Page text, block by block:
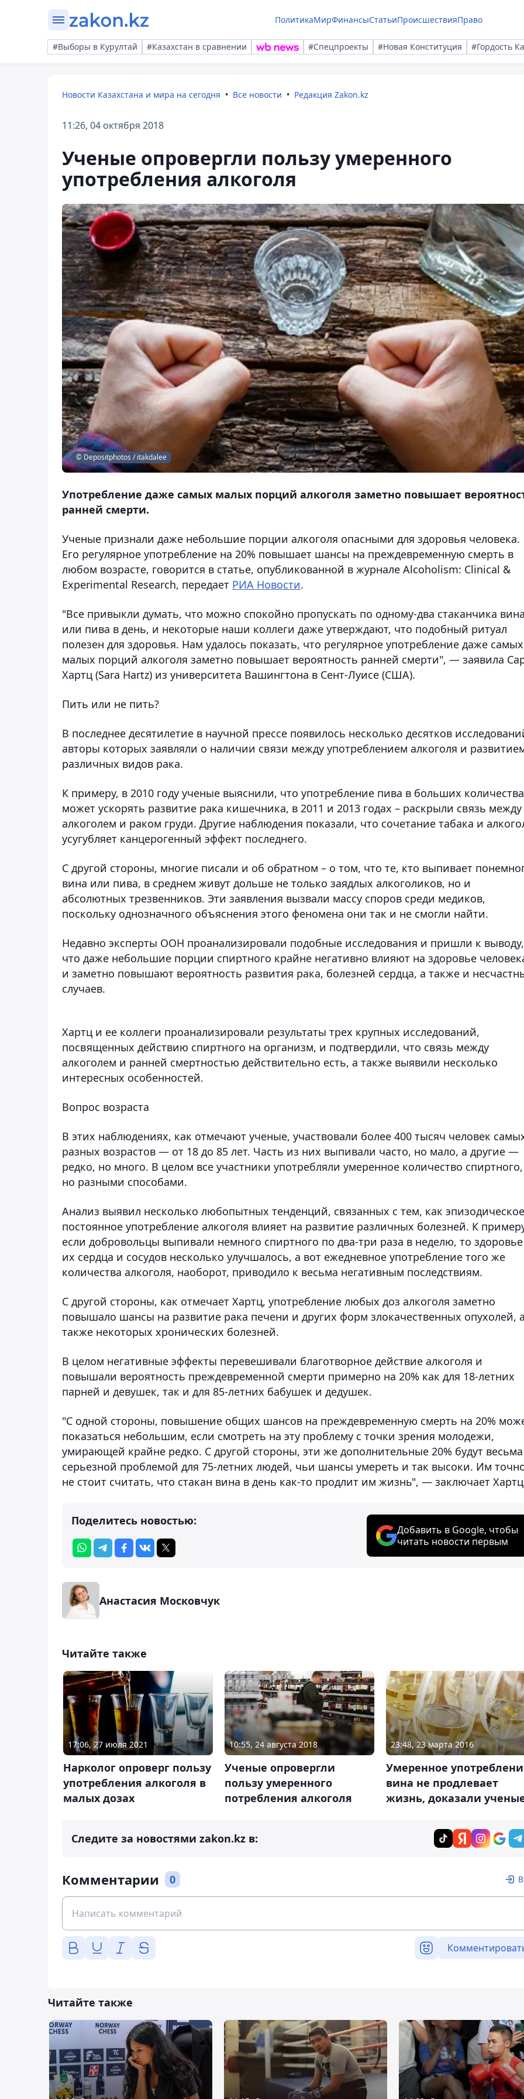
ПолитикаМирФинансыСтатьиПроисшествияПраво
#Выборы в Курултай #Казахстан в сравнении #Спецпроекты #Новая Конституция #Гордость
Новости Казахстана и мира на сегодня Все новости Редакция Zakon.kz
11:26, 04 октября 2018
Ученые опровергли пользу умеренного
употребления алкоголя
© Depositphotos / itakdalee
Употребление даже самых малых порций алкоголя заметно повышает
ранней смерти.
Ученые признали даже небольшие порции алкоголя опасными для здоровья человека.
Его регулярное употребление на 20% повышает шансы на преждевременную смерть в
любом возрасте, говорится в статье, опубликованной в журнале Alcoholism: Clinical &
Experimental Research, передает РИА Новости.
"Все привыкли думать, что можно спокойно пропускать по одному-два стаканчика
или пива в день, и некоторые наши коллеги даже утверждают, что подобный ритуал
полезен для здоровья. Нам удалось показать, что регулярное употребление даже самых
малых порций алкоголя заметно повышает вероятность ранней смерти", — заявила
Хартц (Sara Hartz) из университета Вашингтона в Сент-Луисе (США).
Пить или не пить?
В последнее десятилетие в научной прессе появилось несколько десятков
авторы которых заявляли о наличии связи между употреблением алкоголя и
различных видов рака.
К примеру, в 2010 году ученые выяснили, что употребление пива в больших
может ускорять развитие рака кишечника, в 2011 и 2013 годах – раскрыли связь между
алкоголем и раком груди. Другие наблюдения показали, что сочетание табака и
усугубляет канцерогенный эффект последнего.
С другой стороны, многие писали и об обратном – о том, что те, кто выпивает
вина или пива, в среднем живут дольше не только заядлых алкоголиков, но и
абсолютных трезвенников. Эти заявления вызвали массу споров среди медиков,
поскольку однозначного объяснения этого феномена они так и не смогли найти.
Недавно эксперты ООН проанализировали подобные исследования и пришли к выводу,
что даже небольшие порции спиртного крайне негативно влияют на здоровье
и заметно повышают вероятность развития рака, болезней сердца, а также и
случаев.
Хартц и ее коллеги проанализировали результаты трех крупных исследований,
посвященных действию спиртного на организм, и подтвердили, что связь между
алкоголем и ранней смертностью действительно есть, а также выявили несколько
интересных особенностей.
Вопрос возраста
В этих наблюдениях, как отмечают ученые, участвовали более 400 тысяч человек
разных возрастов — от 18 до 85 лет. Часть из них выпивали часто, но мало, а другие —
редко, но много. В целом все участники употребляли умеренное количество спиртного,
но разными способами.
Анализ выявил несколько любопытных тенденций, связанных с тем, как
постоянное употребление алкоголя влияет на развитие различных болезней. К
если добровольцы выпивали немного спиртного по два-три раза в неделю, то здоровье
их сердца и сосудов несколько улучшалось, а вот ежедневное употребление того же
количества алкоголя, наоборот, приводило к весьма негативным последствиям.
С другой стороны, как отмечает Хартц, употребление любых доз алкоголя заметно
повышало шансы на развитие рака печени и других форм злокачественных опухолей,
также некоторых хронических болезней.
В целом негативные эффекты перевешивали благотворное действие алкоголя и
повышали вероятность преждевременной смерти примерно на 20% как для 18-летних
парней и девушек, так и для 85-летних бабушек и дедушек.
"С одной стороны, повышение общих шансов на преждевременную смерть на 20%
показаться небольшим, если смотреть на эту проблему с точки зрения молодежи,
умирающей крайне редко. С другой стороны, эти же дополнительные 20% будут весьма
серьезной проблемой для 75-летних людей, чьи шансы умереть и так высоки. Им
не стоит считать, что стакан вина в день как-то продлит им жизнь", — заключает
Поделитесь новостью:
Добавить в Google, чтобы
читать новости первым
Анастасия Московчук
Читайте также
17:06, 27 июля 2021
Нарколог опроверг пользу
употребления алкоголя в
малых дозах
10:55, 24 августа 2018
Ученые опровергли
пользу умеренного
потребления алкоголя
23:48, 23 марта 2016
Умеренное
вина не продлевает
жизнь, доказали
Следите за новостями zakon.kz в:
Комментарии 0
Читайте также